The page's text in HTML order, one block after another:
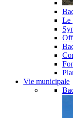
Le
Vie municipale